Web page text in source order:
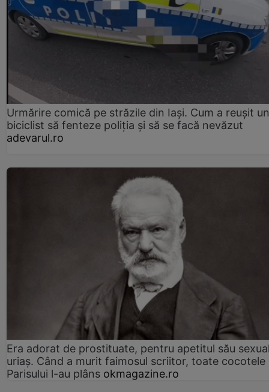
Urmărire comică pe străzile din Iași. Cum a reușit un
biciclist să fenteze poliția și să se facă nevăzut
adevarul.ro
Era adorat de prostituate, pentru apetitul său
uriaș. Când a murit faimosul scriitor, toate cocotele
Parisului l-au plâns okmagazine.ro